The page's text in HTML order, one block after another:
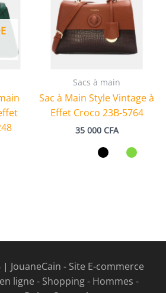
Sacs à main
Sac à Main Style Vintage à
Effet Croco 23B-5764
35 000 CFA
JouaneCain - Site E-commerce
ligne - Shopping - Hommes -